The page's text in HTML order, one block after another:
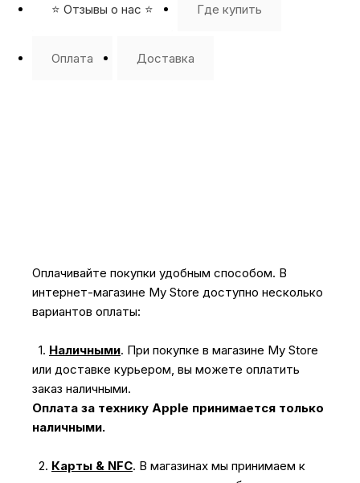
⭐️ Отзывы о нас ⭐️ Где купить
Оплата Доставка
Оплачивайте покупки удобным способом. В
интернет-магазине My Store доступно несколько
вариантов оплаты:
1. Наличными. При покупке в магазине My Store
или доставке курьером, вы можете оплатить
заказ наличными.
Оплата за технику Apple принимается только
наличными.
2. Карты & NFC. В магазинах мы принимаем к